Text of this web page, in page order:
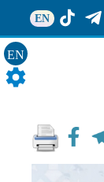
EN
EN